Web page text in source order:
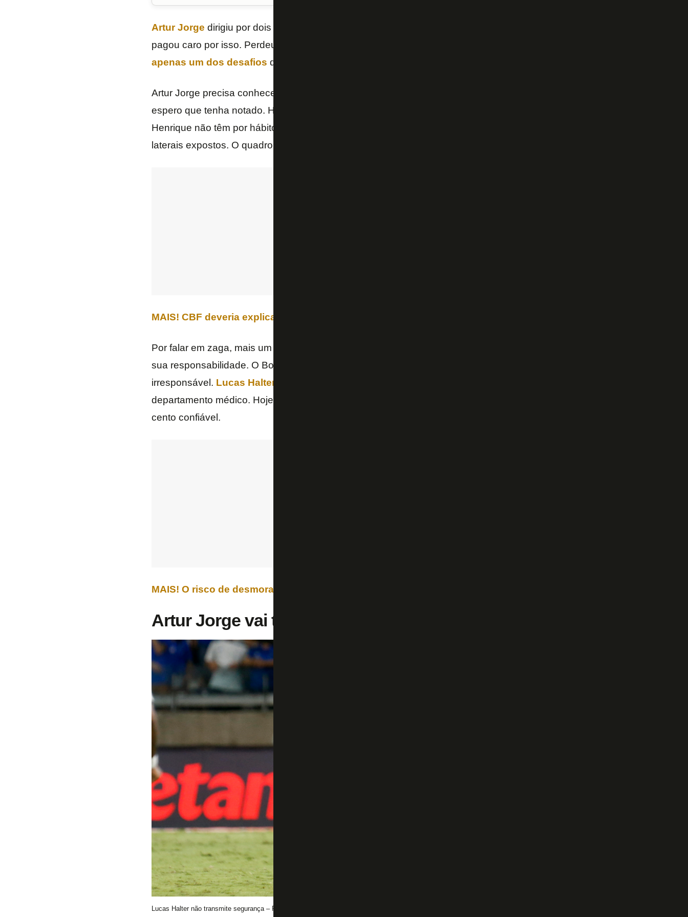
Artur Jorge dirigiu por dois jogos o Botafogo. Usou esquema com quatro atacantes e
pagou caro por isso. Perdeu porque a defesa estava exposta. Mas o esquema tático é
apenas um dos desafios de Artur Jorge no Botafogo.
Artur Jorge precisa conhecer melhor seu elenco. Isso leva tempo. Mas alguns aspectos
espero que tenha notado. Hoje o Botafogo não está pronto para o 4-2-4. Jeffinho e Luiz
Henrique não têm por hábito acompanhar a descida dos adversários. Isso deixa os
laterais expostos. O quadro piora com a deficiência da zaga.
MAIS! CBF deveria explicar escalas do Botafogo e dos clássicos
Por falar em zaga, mais um problema que cai na conta de Artur Jorge mesmo sem ser
sua responsabilidade. O Botafogo não tem zaga.
irresponsável. Lucas Halter
departamento médico. Hoje
cento confiável.
MAIS! O risco de desmoralização no Caso Textor
Artur Jorge vai ter que fechar a casinha
Lucas Halter não transmite segurança – Foto: Vitor Silva/Botafogo.